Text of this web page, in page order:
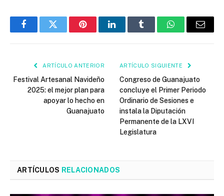
FacebookTwitter PinterestLinkedInTumblr WhatsAppEmail
ARTÍCULO ANTERIOR
Festival Artesanal Navideño
2025: el mejor plan para
apoyar lo hecho en
Guanajuato
ARTÍCULO SIGUIENTE
Congreso de Guanajuato
concluye el Primer Periodo
Ordinario de Sesiones e
instala la Diputación
Permanente de la LXVI
Legislatura
ARTÍCULOS RELACIONADOS